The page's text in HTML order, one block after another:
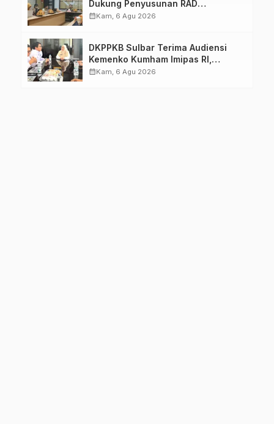
Dukung Penyusunan RAD
TPB/SDGs Sulawesi Barat
calendar_monthKam, 6 Agu 2026
DKPPKB Sulbar Terima Audiensi
Kemenko Kumham Imipas RI,
Perkuat Pelayanan Kesehatan bagi
calendar_monthKam, 6 Agu 2026